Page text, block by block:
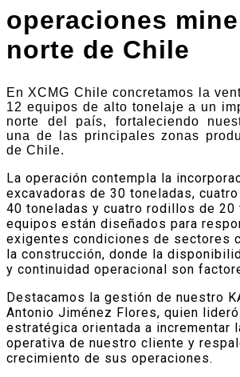
operaciones
norte de Chile
En XCMG Chile concretamos la
12 equipos de alto tonelaje a un
norte del país, fortaleciendo
una de las principales zonas
de Chile.
La operación contempla la
excavadoras de 30 toneladas,
40 toneladas y cuatro rodillos de 20
equipos están diseñados para
exigentes condiciones de sectores
la construcción, donde la
y continuidad operacional son
Destacamos la gestión de nuestro
Antonio Jiménez Flores, quien
estratégica orientada a incrementar
operativa de nuestro cliente y
crecimiento de sus operaciones.